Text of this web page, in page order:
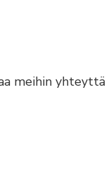
meihin yhteyttä